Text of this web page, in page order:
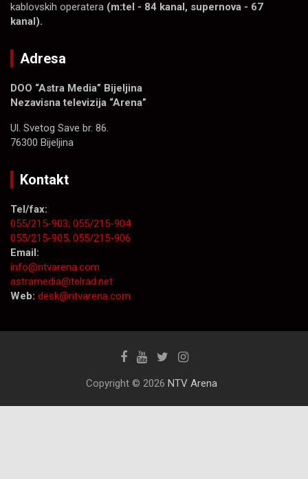
kablovskih operatera (m:tel - 84 kanal, supernova - 67
kanal).
Adresa
DOO “Astra Media” Bijeljina
Nezavisna televizija “Arena”
Ul. Svetog Save br. 86.
76300 Bijeljina
Kontakt
Tel/fax:
055/215-903; 055/215-904
055/215-905; 055/215-906
Email:
info@ntvarena.com
astramedia@telrad.net
Web: desk@ntvarena.com
Copyright © 2026 NTV Arena